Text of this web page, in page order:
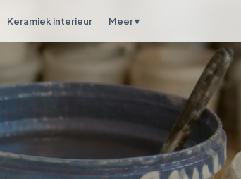
Keramiek interieur Meer ▾